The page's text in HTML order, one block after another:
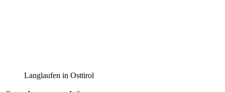
Langlaufen in Osttirol